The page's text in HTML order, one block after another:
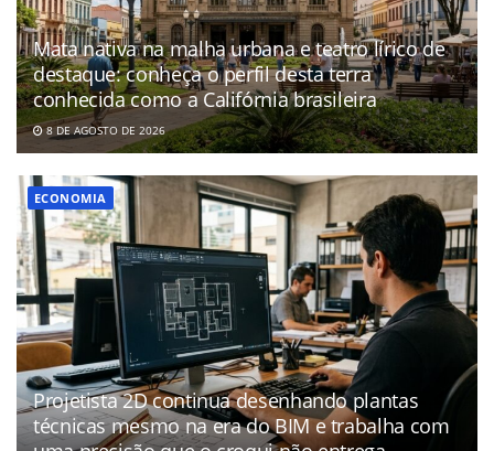
Mata nativa na malha urbana e teatro lírico de
destaque: conheça o perfil desta terra
conhecida como a Califórnia brasileira
8 DE AGOSTO DE 2026
ECONOMIA
Projetista 2D continua desenhando plantas
técnicas mesmo na era do BIM e trabalha com